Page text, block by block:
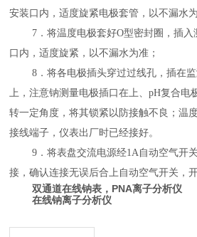
安装口内，适度旋紧电极套管，以不漏水为
7 ．将温度电极套好O型密封圈，插入
口内，适度旋紧，以不漏水为准；
8 ．将各电极插头穿过过线孔，插在
上，注意钠测量电极插口在上、pH复合电
转一定角度，将其锁紧以防接触不良；温
接线端子，仪表出厂时已经接好。
9 ．将表盘交流电源经1A自动空气开
接，确认连接无误后合上自动空气开关，
双通道在线钠表，PNA离子分析仪
在线钠离子分析仪